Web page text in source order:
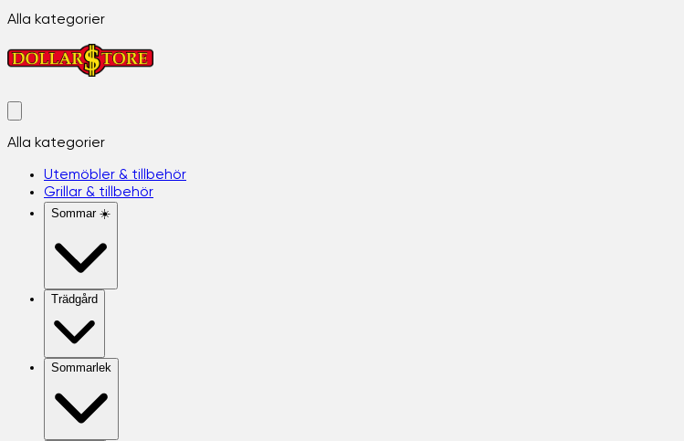
Alla kategorier
Alla kategorier
Utemöbler & tillbehör
Grillar & tillbehör
Sommar ☀️
Trädgård
Sommarlek